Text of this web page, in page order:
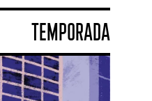
TEMPORADA